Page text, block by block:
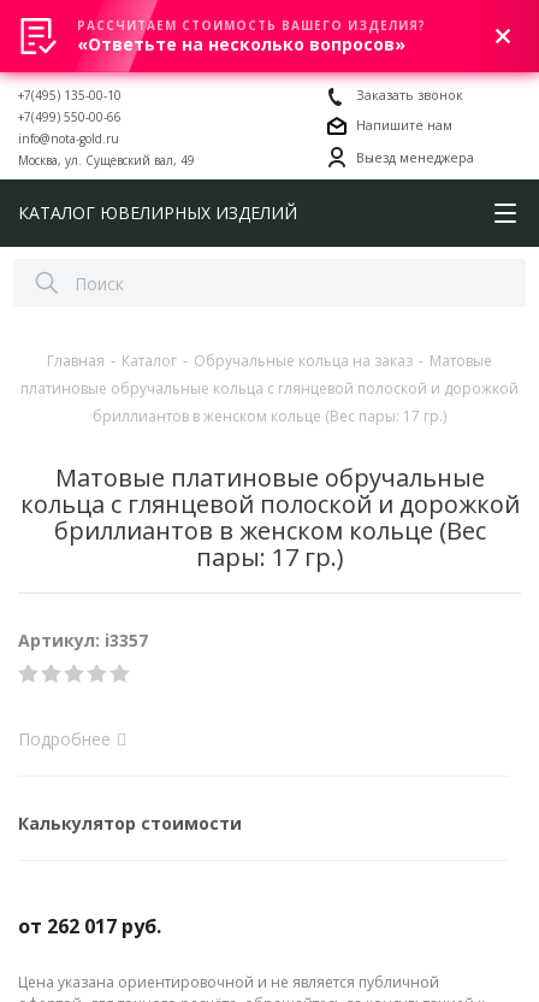
0
+7(495) 135-00-10
+7(499) 550-00-66
info@nota-gold.ru
Москва, ул. Сущевский вал, 49
Заказать звонок
Напишите нам
Выезд менеджера
КАТАЛОГ ЮВЕЛИРНЫХ ИЗДЕЛИЙ
Главная - Каталог - Обручальные кольца на заказ - Матовые
платиновые обручальные кольца с глянцевой полоской и дорожкой
бриллиантов в женском кольце (Вес пары: 17 гр.)
Матовые платиновые обручальные
кольца с глянцевой полоской и дорожкой
бриллиантов в женском кольце (Вес
пары: 17 гр.)
Артикул: i3357
Подробнее
Калькулятор стоимости
от 262 017 руб.
Цена указана ориентировочной и не является публичной
РАССЧИТАЕМ СТОИМОСТЬ ВАШЕГО ИЗДЕЛИЯ?
«Ответьте на несколько вопросов»